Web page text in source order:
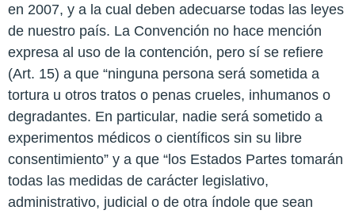
en 2007, y a la cual deben adecuarse todas las leyes
de nuestro país. La Convención no hace mención
expresa al uso de la contención, pero sí se refiere
(Art. 15) a que “ninguna persona será sometida a
tortura u otros tratos o penas crueles, inhumanos o
degradantes. En particular, nadie será sometido a
experimentos médicos o científicos sin su libre
consentimiento” y a que “los Estados Partes tomarán
todas las medidas de carácter legislativo,
administrativo, judicial o de otra índole que sean